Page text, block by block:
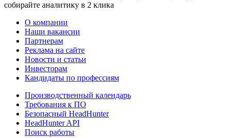
собирайте аналитику в 2 клика
О компании
Наши вакансии
Партнерам
Реклама на сайте
Новости и статьи
Инвесторам
Кандидаты по профессиям
Производственный календарь
Требования к ПО
Безопасный HeadHunter
HeadHunter API
Поиск работы